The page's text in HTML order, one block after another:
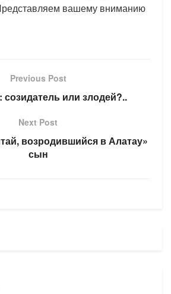
вашему вниманию
Previous Post
созидатель или злодей?..
Next Post
возродившийся в Алатау»
сын